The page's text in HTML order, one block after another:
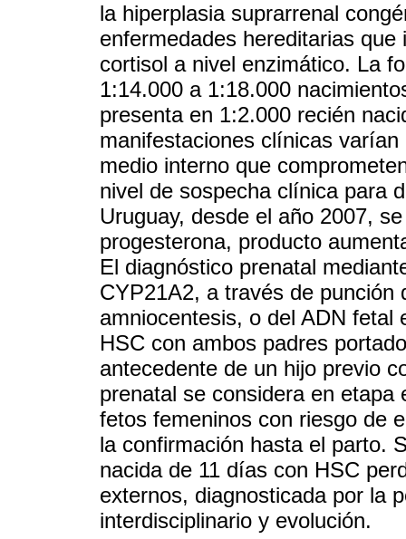
la hiperplasia suprarrenal
enfermedades hereditarias
cortisol a nivel enzimático. La
1:14.000 a 1:18.000
presenta en 1:2.000 recién
manifestaciones clínicas
medio interno que
nivel de sospecha clínica para
Uruguay, desde el año 2007,
progesterona, producto
El diagnóstico prenatal
CYP21A2, a través de punción
amniocentesis, o del ADN fetal
HSC con ambos padres
antecedente de un hijo previo
prenatal se considera en
fetos femeninos con riesgo de
la confirmación hasta el parto.
nacida de 11 días con HSC
externos, diagnosticada por la
interdisciplinario y evolución.